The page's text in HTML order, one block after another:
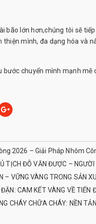
lớn hơn,chúng tôi sẽ tiếp
thiện mình, đa dạng hóa và
chuyển mình mạnh mẽ
2026 – Giải Pháp Nhôm
TỊCH ĐỖ VĂN ĐƯỢC –
– VỮNG VÀNG TRONG SẢN
CAM KẾT VÀNG VỀ TIẾN
CHÁY CHỮA CHÁY: NỀN